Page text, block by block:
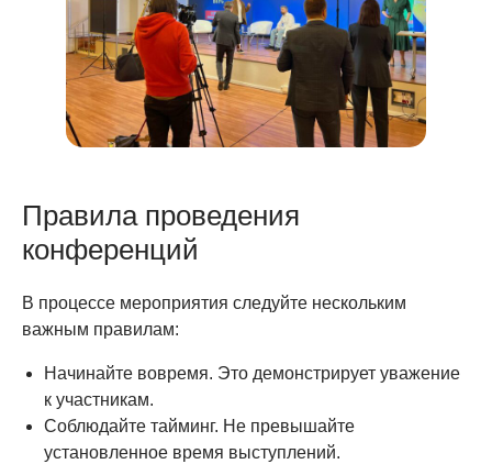
Правила проведения
конференций
В процессе мероприятия следуйте нескольким
важным правилам:
Начинайте вовремя. Это демонстрирует уважение
к участникам.
Соблюдайте тайминг. Не превышайте
установленное время выступлений.